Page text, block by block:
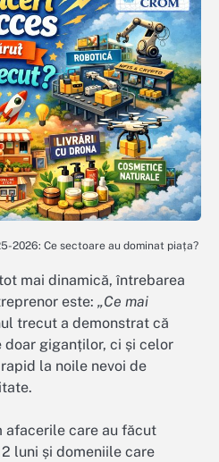
2026: Ce sectoare au dominat piața?
mai dinamică, întrebarea
este: „Ce mai
trecut a demonstrat că
doar giganților, ci și celor
la noile nevoi de
afacerile care au făcut
luni și domeniile care